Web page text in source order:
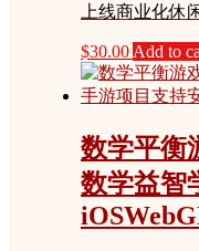
上线商业化休
$30.00Add to
数学平衡
数学益智